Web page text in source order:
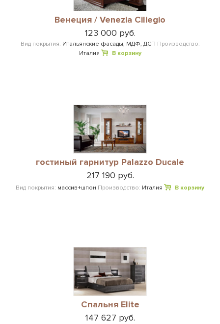
Венеция / Venezia Ciliegio
123 000 руб.
Вид покрытия: Итальянские фасады, МДФ, ДСП Производство:
Италия
В корзину
гостиный гарнитур Palazzo Ducale
217 190 руб.
Вид покрытия: массив+шпон Производство: Италия В корзину
Спальня Elite
147 627 руб.